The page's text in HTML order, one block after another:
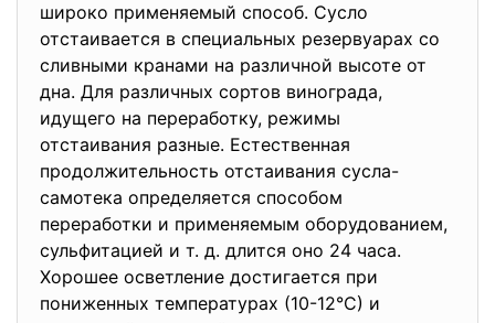
широко применяемый способ. Сусло
отстаивается в специальных резервуарах со
сливными кранами на различной высоте от
дна. Для различных сортов винограда,
идущего на переработку, режимы
отстаивания разные. Естественная
продолжительность отстаивания сусла-
самотека определяется способом
переработки и применяемым оборудованием,
сульфитацией и т. д. длится оно 24 часа.
Хорошее осветление достигается при
пониженных температурах (10-12°С) и